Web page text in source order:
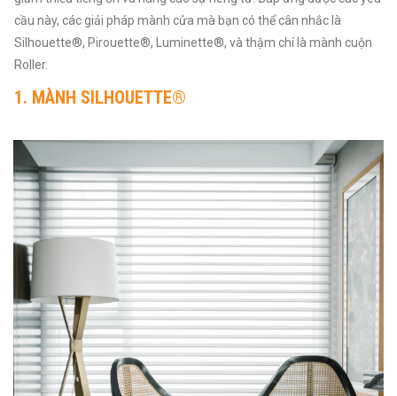
cầu này, các giải pháp mành cửa mà bạn có thể cân nhắc là
Silhouette®, Pirouette®, Luminette®, và thậm chí là mành cuộn
Roller.
1. MÀNH SILHOUETTE®